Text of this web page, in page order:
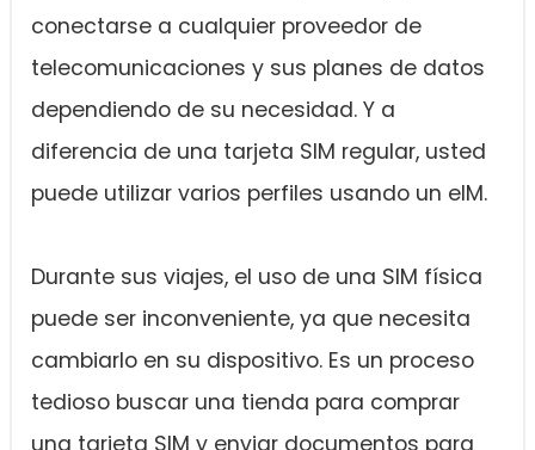
conectarse a cualquier proveedor de
telecomunicaciones y sus planes de datos
dependiendo de su necesidad. Y a
diferencia de una tarjeta SIM regular, usted
puede utilizar varios perfiles usando un eIM.
Durante sus viajes, el uso de una SIM física
puede ser inconveniente, ya que necesita
cambiarlo en su dispositivo. Es un proceso
tedioso buscar una tienda para comprar
una tarjeta SIM y enviar documentos para